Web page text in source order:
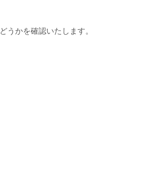
かを確認いたします。